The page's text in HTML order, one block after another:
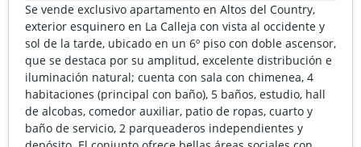
Se vende exclusivo apartamento en Altos del Country,
exterior esquinero en La Calleja con vista al occidente y
sol de la tarde, ubicado en un 6º piso con doble ascensor,
que se destaca por su amplitud, excelente distribución e
iluminación natural; cuenta con sala con chimenea, 4
habitaciones (principal con baño), 5 baños, estudio, hall
de alcobas, comedor auxiliar, patio de ropas, cuarto y
baño de servicio, 2 parqueaderos independientes y